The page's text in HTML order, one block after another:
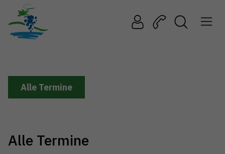
Alle Termine
Alle Termine